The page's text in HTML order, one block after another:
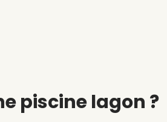
piscine lagon ?